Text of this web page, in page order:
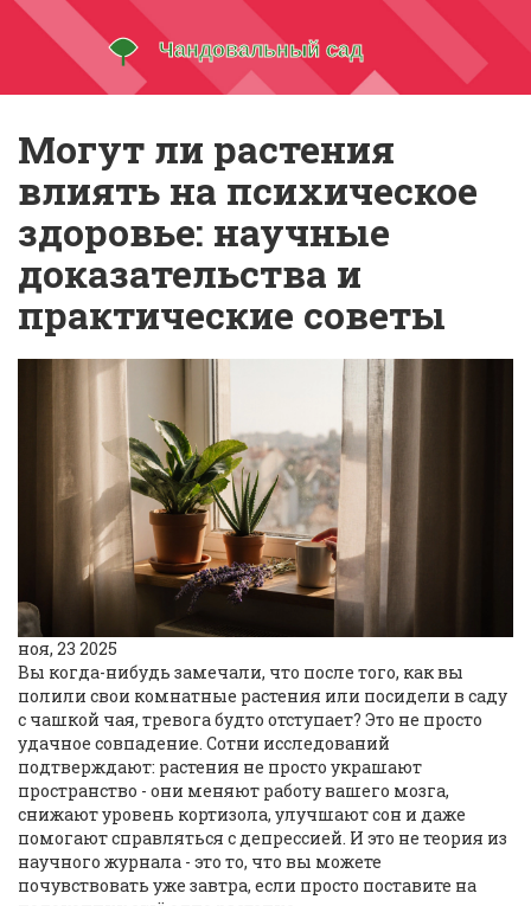
Могут ли растения
влиять на психическое
здоровье: научные
доказательства и
практические советы
ноя, 23 2025
Вы когда-нибудь замечали, что после того, как вы
полили свои комнатные растения или посидели в саду
с чашкой чая, тревога будто отступает? Это не просто
удачное совпадение. Сотни исследований
подтверждают: растения не просто украшают
пространство - они меняют работу вашего мозга,
снижают уровень кортизола, улучшают сон и даже
помогают справляться с депрессией. И это не теория из
научного журнала - это то, что вы можете
почувствовать уже завтра, если просто поставите на